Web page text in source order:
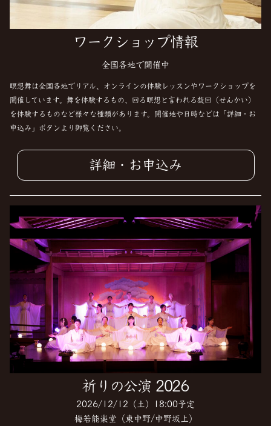
ワークショップ情報
全国各地で開催中
瞑想舞は全国各地でリアル、オンラインの体験レッスンやワークショップを
開催しています。舞を体験するもの、回る瞑想と言われる旋回（せんかい）
を体験するものなど様々な種類があります。開催地や日時などは「詳細・お
申込み」ボタンより御覧ください。
詳細・お申込み
祈りの公演 2026
2026/12/12（土）18:00予定
梅若能楽堂（東中野/中野坂上）